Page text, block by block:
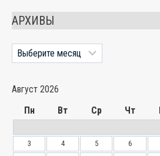
АРХИВЫ
Архивы
Август 2026
Пн
Вт Ср Чт
3
4 5 6